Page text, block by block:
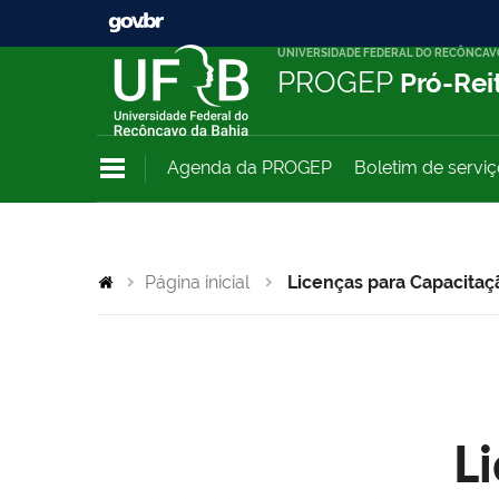
UNIVERSIDADE FEDERAL DO
PROGEP Pró-
Agenda da PROGEP Boletim de
Página inicial Licenças para